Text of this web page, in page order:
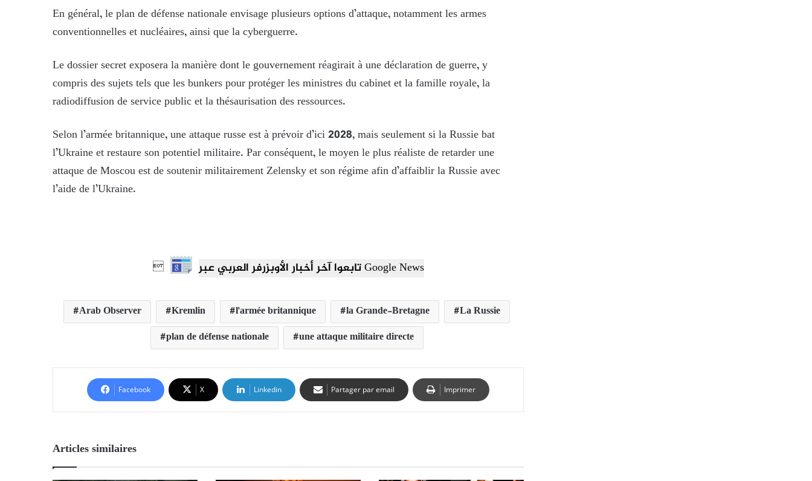
En général, le plan de défense nationale envisage plusieurs options d’attaque, notamment les armes
conventionnelles et nucléaires, ainsi que la cyberguerre.
Le dossier secret exposera la manière dont le gouvernement réagirait à une déclaration de guerre, y
compris des sujets tels que les bunkers pour protéger les ministres du cabinet et la famille royale, la
radiodiffusion de service public et la thésaurisation des ressources.
Selon l’armée britannique, une attaque russe est à prévoir d’ici 2028, mais seulement si la Russie bat
l’Ukraine et restaure son potentiel militaire. Par conséquent, le moyen le plus réaliste de retarder une
attaque de Moscou est de soutenir militairement Zelensky et son régime afin d’affaiblir la Russie avec
l’aide de l’Ukraine.
 تابعوا آخر أخبار الأوبزرفر العربي عبر Google News
Arab Observer Kremlin l'armée britannique la Grande-Bretagne
La Russie
plan de défense nationale
une attaque militaire directe
Facebook X Linkedin Partager par email Imprimer
Articles similaires